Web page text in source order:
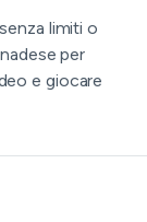
limiti o
per
e giocare